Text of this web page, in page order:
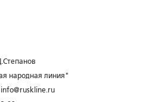
народная линия"
info@ruskline.ru